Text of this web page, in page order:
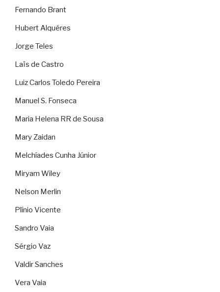
Fernando Brant
Hubert Alquéres
Jorge Teles
Laïs de Castro
Luiz Carlos Toledo Pereira
Manuel S. Fonseca
Maria Helena RR de Sousa
Mary Zaidan
Melchíades Cunha Júnior
Miryam Wiley
Nelson Merlin
Plínio Vicente
Sandro Vaia
Sérgio Vaz
Valdir Sanches
Vera Vaia